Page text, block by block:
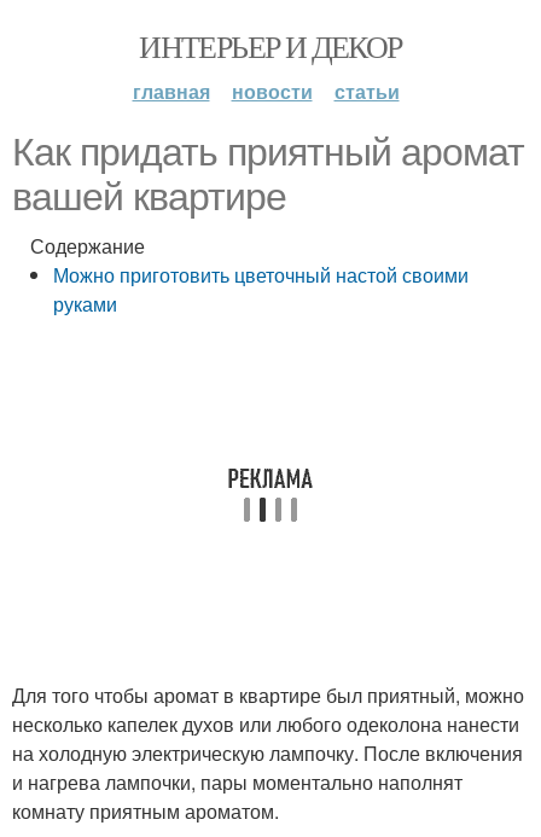
ИНТЕРЬЕР И ДЕКОР
главная новости статьи
Как придать приятный аромат
вашей квартире
Содержание
Можно приготовить цветочный настой своими
руками
Для того чтобы аромат в квартире был приятный, можно
несколько капелек духов или любого одеколона нанести
на холодную электрическую лампочку. После включения
и нагрева лампочки, пары моментально наполнят
комнату приятным ароматом.